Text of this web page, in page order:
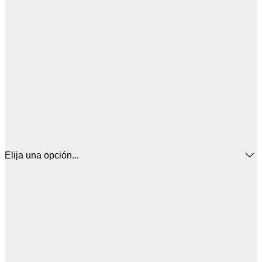
Elija una opción...